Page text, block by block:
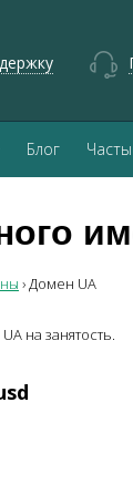
Блог
›Домен UA
UA на занятость.